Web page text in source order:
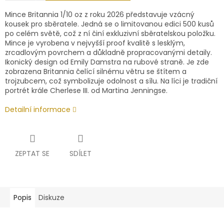
Mince Britannia 1/10 oz z roku 2026 představuje vzácný
kousek pro sběratele. Jedná se o limitovanou edici 500 kusů
po celém světě, což z ní činí exkluzivní sběratelskou položku.
Mince je vyrobena v nejvyšší proof kvalitě s lesklým,
zrcadlovým povrchem a důkladně propracovanými detaily.
Ikonický design od Emily Damstra na rubové straně. Je zde
zobrazena Britannia čelící silnému větru se štítem a
trojzubcem, což symbolizuje odolnost a sílu. Na líci je tradiční
portrét krále Cherlese III. od Martina Jenningse.
Detailní informace
ZEPTAT SE SDÍLET
Popis Diskuze